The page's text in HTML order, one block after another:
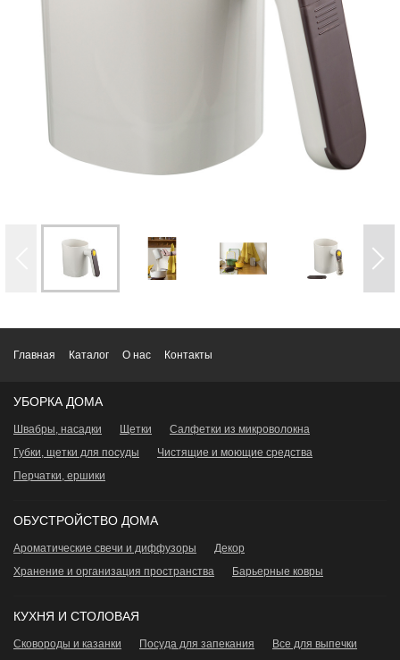
Главная Каталог О нас Контакты
УБОРКА ДОМА
Швабры, насадки Щетки
Салфетки из микроволокна
Губки, щетки для посуды
Чистящие и моющие средства
Перчатки, ершики
ОБУСТРОЙСТВО ДОМА
Ароматические свечи и диффузоры
Декор
Хранение и организация пространства
Барьерные ковры
КУХНЯ И СТОЛОВАЯ
Сковороды и казанки Посуда для запекания
Все для выпечки